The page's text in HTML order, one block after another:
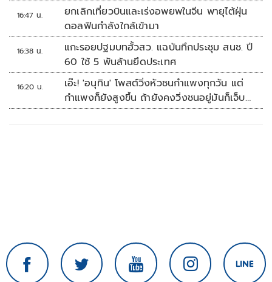
16:47 น.
ยกเลิกเที่ยวบินและเร่งอพยพในจีน พายุไต้ฝุ่น
ดอลฟินกำลังใกล้เข้ามา
16:38 น.
แกะรอยปฐมบทฮั้วสว. แฉบันทึกประชุม สนช. ปี
60 ใช้ 5 พันล้านยึดประเทศ
16:20 น.
เอ๊ะ! 'อนุทิน' โพสต์วิ่งหัวชนกำแพงทุกวัน แต่
กำแพงก็ยังสูงขึ้น ถ้ายังคงวิ่งชนอยู่มันก็เจ็บ
หัวอีก